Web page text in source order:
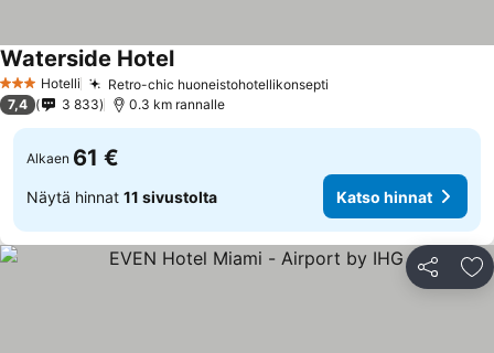
3 Tähtiluokitus
Hotelli Retro-chic huoneistohotellikonsepti
Waterside HotelKatso hinnat
7,4 3 833 0.3 km rannalle
Alkaen 61 €
Näytä hinnat 11 sivustolta Katso hinnat
Jaa